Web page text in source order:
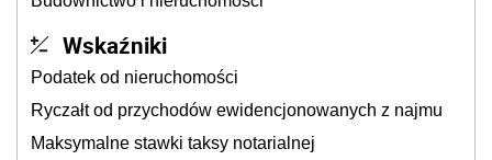
Wskaźniki
Podatek od nieruchomości
Ryczałt od przychodów ewidencjonowanych z najmu
Maksymalne stawki taksy notarialnej